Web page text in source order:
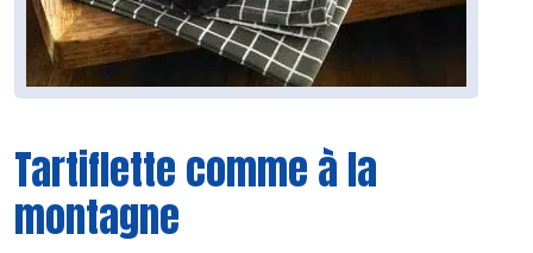
Tartiflette comme à la
montagne